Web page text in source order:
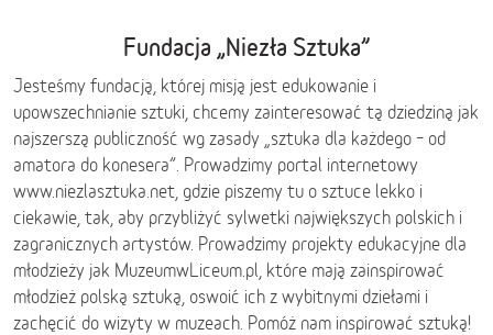
Fundacja „Niezła Sztuka”
Jesteśmy fundacją, której misją jest edukowanie i
upowszechnianie sztuki, chcemy zainteresować tą dziedziną jak
najszerszą publiczność wg zasady „sztuka dla każdego – od
amatora do konesera”. Prowadzimy portal internetowy
www.niezlasztuka.net, gdzie piszemy tu o sztuce lekko i
ciekawie, tak, aby przybliżyć sylwetki największych polskich i
zagranicznych artystów. Prowadzimy projekty edukacyjne dla
młodzieży jak MuzeumwLiceum.pl, które mają zainspirować
młodzież polską sztuką, oswoić ich z wybitnymi dziełami i
zachęcić do wizyty w muzeach. Pomóż nam inspirować sztuką!